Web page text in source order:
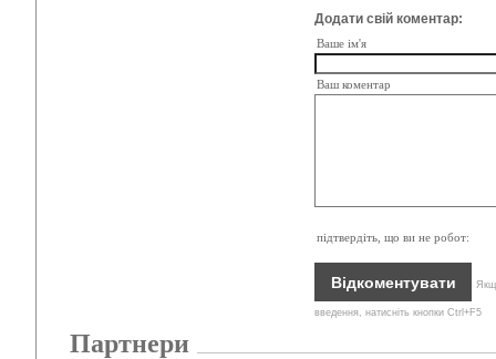
Додати свій коментар:
Ваше ім'я
Ваш коментар
підтвердіть, що ви не робот:
введення, натисніть кнопки Ctrl+F5
Партнери